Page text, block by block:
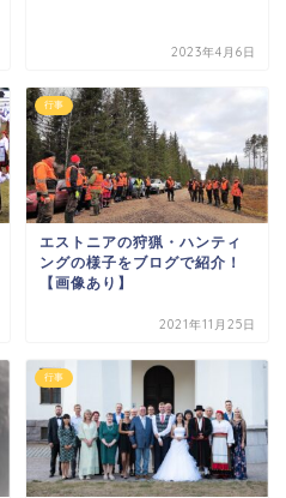
2023年4月6日
行事
エストニアの狩猟・ハンティ
ングの様子をブログで紹介！
【画像あり】
2021年11月25日
行事